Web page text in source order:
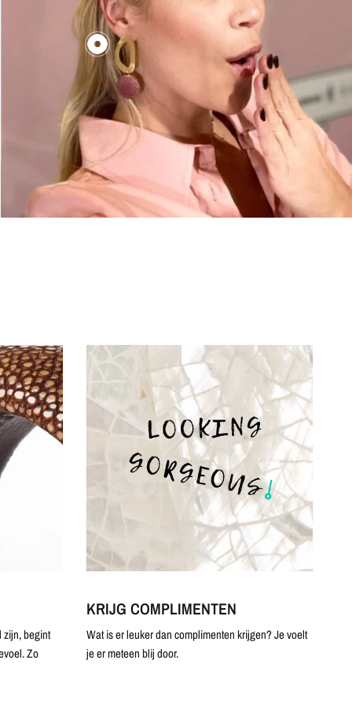
€130,00
zijn, begint
Zo
KRIJG COMPLIMENTEN
Wat is er leuker dan complimenten krijgen? Je voelt
je er meteen blij door.